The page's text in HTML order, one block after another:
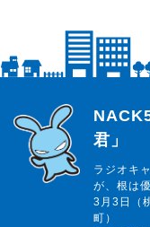
らじっと君
君」
ラジオキ
が、根は
3月3日（
町）